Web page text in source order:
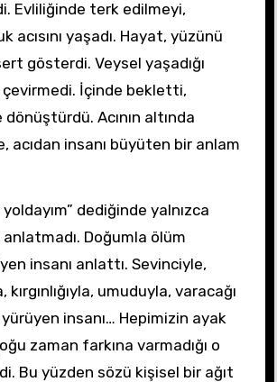
Evliliğinde terk edilmeyi,
acısını yaşadı. Hayat, yüzünü
gösterdi. Veysel yaşadığı
çevirmedi. İçinde bekletti,
Acının altında
acıdan insanı büyüten bir anlam
dediğinde yalnızca
Doğumla ölüm
insanı anlattı. Sevinciyle,
umuduyla, varacağı
insanı… Hepimizin ayak
zaman farkına varmadığı o
Bu yüzden sözü kişisel bir ağıt